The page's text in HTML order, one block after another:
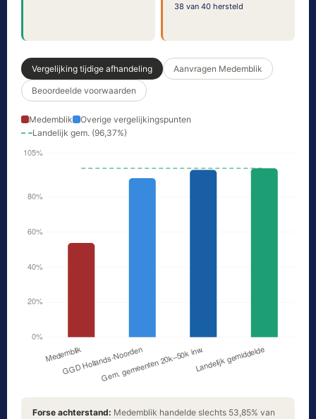
38 van 40 hersteld
Vergelijking tijdige afhandeling Aanvragen Medemblik
Beoordeelde voorwaarden
Medemblik
Overige vergelijkingspunten
Landelijk gem. (96,37%)
Forse achterstand: Medemblik handelde slechts 53,85% van